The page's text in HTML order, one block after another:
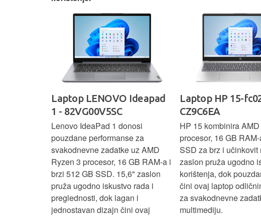
Laptop LENOVO Ideapad
1 - 82VG00V5SC
Lenovo IdeaPad 1 donosi
pouzdane performanse za
svakodnevne zadatke uz AMD
Ryzen 3 procesor, 16 GB RAM-a i
brzi 512 GB SSD. 15,6" zaslon
pruža ugodno iskustvo rada i
preglednosti, dok lagan i
jednostavan dizajn čini ovaj
Laptop HP 15-
CZ9C6EA
HP 15 kombinira
procesor, 16 GB
SSD za brz i učinkovit
zaslon pruža ugodno
korištenja, dok
čini ovaj laptop
za svakodnevne
multimediju.